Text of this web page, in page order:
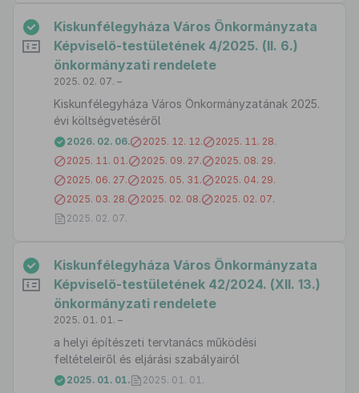
Kiskunfélegyháza Város Önkormányzata
Képviselő-testületének 4/2025. (II. 6.)
önkormányzati rendelete
2025. 02. 07. –
Kiskunfélegyháza Város Önkormányzatának 2025.
évi költségvetéséről
2026. 02. 06. 2025. 12. 12.
2025. 11. 28.
2025. 11. 01.
2025. 09. 27.
2025. 08. 29.
2025. 06. 27.
2025. 05. 31.
2025. 04. 29.
2025. 03. 28.
2025. 02. 08.
2025. 02. 07.
2025. 02. 07.
Kiskunfélegyháza Város Önkormányzata
Képviselő-testületének 42/2024. (XII. 13.)
önkormányzati rendelete
2025. 01. 01. –
a helyi építészeti tervtanács működési
feltételeiről és eljárási szabályairól
2025. 01. 01. 2025. 01. 01.